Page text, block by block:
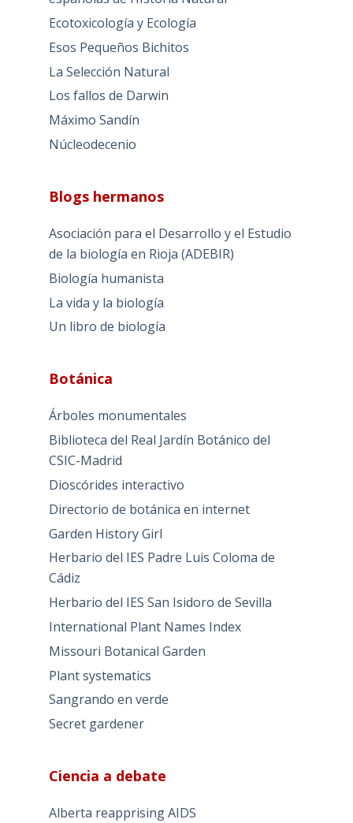
Ecotoxicología y Ecología
Esos Pequeños Bichitos
La Selección Natural
Los fallos de Darwin
Máximo Sandín
Núcleodecenio
Blogs hermanos
Asociación para el Desarrollo y el Estudio
de la biología en Rioja (ADEBIR)
Biología humanista
La vida y la biología
Un libro de biología
Botánica
Árboles monumentales
Biblioteca del Real Jardín Botánico del
CSIC-Madrid
Dioscórides interactivo
Directorio de botánica en internet
Garden History Girl
Herbario del IES Padre Luis Coloma de
Cádiz
Herbario del IES San Isidoro de Sevilla
International Plant Names Index
Missouri Botanical Garden
Plant systematics
Sangrando en verde
Secret gardener
Ciencia a debate
Alberta reapprising AIDS